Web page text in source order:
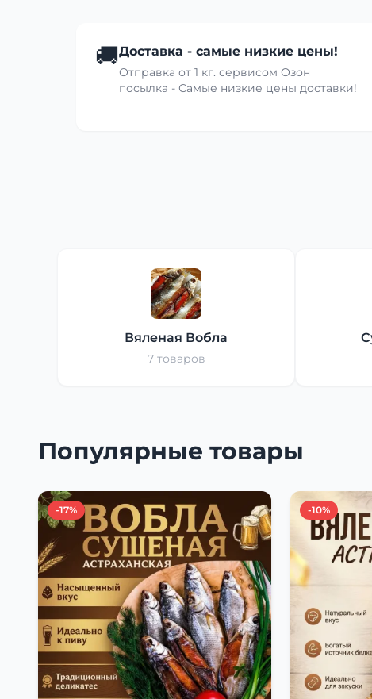
🚚Доставка - самые низкие цены!
Отправка от 1 кг. сервисом Озон
посылка - Самые низкие цены доставки!
Вяленая Вобла
7 товаров
Популярные товары
-17% -10%